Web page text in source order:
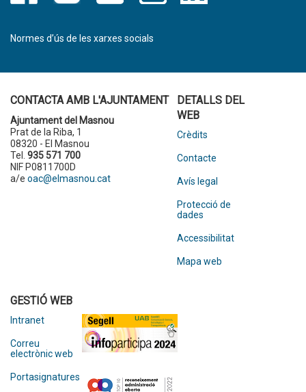
Normes d’ús de les xarxes socials
CONTACTA AMB L'AJUNTAMENT
Ajuntament del Masnou
Prat de la Riba, 1
08320 - El Masnou
Tel. 935 571 700
NIF P0811700D
a/e oac@elmasnou.cat
DETALLS DEL
WEB
Crèdits
Contacte
Avís legal
Protecció de
dades
Accessibilitat
Mapa web
GESTIÓ WEB
Intranet
Correu
electrònic web
Portasignatures